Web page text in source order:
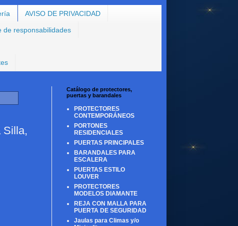
AVISO DE PRIVACIDAD
de responsabilidades
Silla,
Catálogo de protectores,
puertas y barandales
PROTECTORES
CONTEMPORÁNEOS
PORTONES
RESIDENCIALES
PUERTAS PRINCIPALES
BARANDALES PARA
ESCALERA
PUERTAS ESTILO
LOUVER
PROTECTORES
MODELOS DIAMANTE
REJA CON MALLA PARA
PUERTA DE SEGURIDAD
Jaulas para Climas y/o